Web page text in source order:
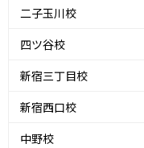
二子玉川校
四ツ谷校
新宿三丁目校
新宿西口校
中野校